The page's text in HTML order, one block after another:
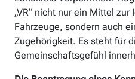
„VR“ nicht nur ein Mittel
Fahrzeuge, sondern auch
Zugehörigkeit. Es steht für
Gemeinschaftsgefühl